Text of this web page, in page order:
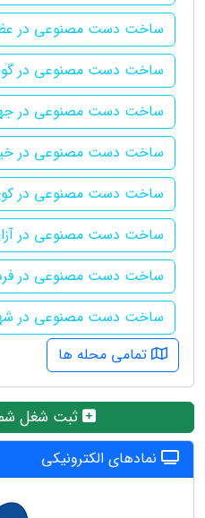
ساخت دست مصنوعی در
ساخت دست مصنوعی در
ساخت دست مصنوعی در
ساخت دست مصنوعی در
ساخت دست مصنوعی در
ساخت دست مصنوعی در
ساخت دست مصنوعی در
ساخت دست مصنوعی در
تمامی محله ها
ثبت شغل
نمادهای الکترونیکی